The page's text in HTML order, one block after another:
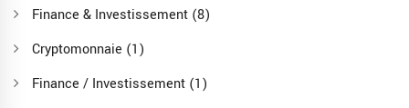
Finance & Investissement (8)
Cryptomonnaie (1)
Finance / Investissement (1)